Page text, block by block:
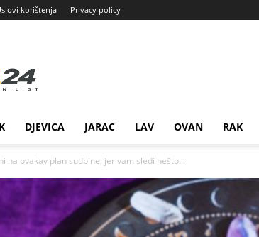
korištenja Privacy policy
DJEVICA JARAC LAV OVAN RAK
na ovakav plan sudbine, jer vam sledi nešto...